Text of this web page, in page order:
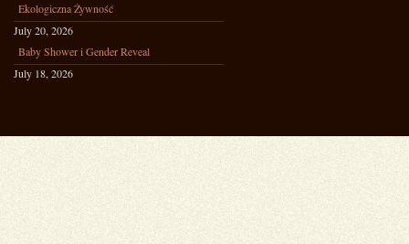
Ekologiczna Żywność
July 20, 2026
Baby Shower i Gender Reveal
July 18, 2026